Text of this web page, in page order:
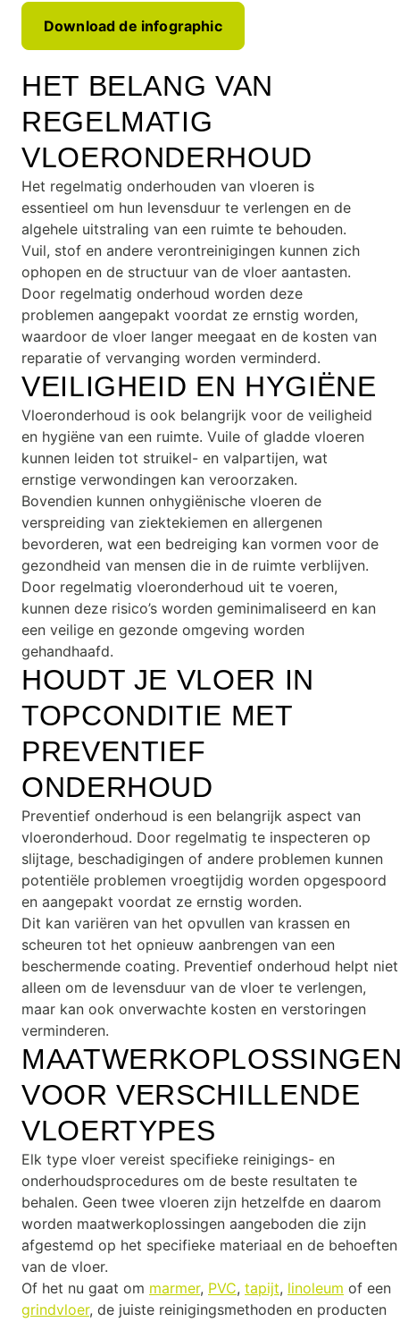
Download de infographic
HET BELANG VAN
REGELMATIG
VLOERONDERHOUD
Het regelmatig onderhouden van vloeren is
essentieel om hun levensduur te verlengen en de
algehele uitstraling van een ruimte te behouden.
Vuil, stof en andere verontreinigingen kunnen zich
ophopen en de structuur van de vloer aantasten.
Door regelmatig onderhoud worden deze
problemen aangepakt voordat ze ernstig worden,
waardoor de vloer langer meegaat en de kosten van
reparatie of vervanging worden verminderd.
VEILIGHEID EN HYGIËNE
Vloeronderhoud is ook belangrijk voor de veiligheid
en hygiëne van een ruimte. Vuile of gladde vloeren
kunnen leiden tot struikel- en valpartijen, wat
ernstige verwondingen kan veroorzaken.
Bovendien kunnen onhygiënische vloeren de
verspreiding van ziektekiemen en allergenen
bevorderen, wat een bedreiging kan vormen voor de
gezondheid van mensen die in de ruimte verblijven.
Door regelmatig vloeronderhoud uit te voeren,
kunnen deze risico’s worden geminimaliseerd en kan
een veilige en gezonde omgeving worden
gehandhaafd.
HOUDT JE VLOER IN
TOPCONDITIE MET
PREVENTIEF
ONDERHOUD
Preventief onderhoud is een belangrijk aspect van
vloeronderhoud. Door regelmatig te inspecteren op
slijtage, beschadigingen of andere problemen kunnen
potentiële problemen vroegtijdig worden opgespoord
en aangepakt voordat ze ernstig worden.
Dit kan variëren van het opvullen van krassen en
scheuren tot het opnieuw aanbrengen van een
beschermende coating. Preventief onderhoud helpt niet
alleen om de levensduur van de vloer te verlengen,
maar kan ook onverwachte kosten en verstoringen
verminderen.
VOOR VERSCHILLENDE
VLOERTYPES
Elk type vloer vereist specifieke reinigings- en
onderhoudsprocedures om de beste resultaten te
behalen. Geen twee vloeren zijn hetzelfde en daarom
worden maatwerkoplossingen aangeboden die zijn
afgestemd op het specifieke materiaal en de behoeften
van de vloer.
Of het nu gaat om marmer, PVC, tapijt, linoleum of een
grindvloer, de juiste reinigingsmethoden en producten